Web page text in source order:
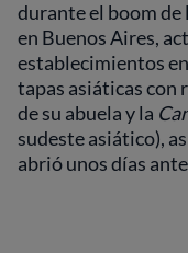
durante el boom de
en Buenos Aires,
establecimientos
tapas asiáticas con
de su abuela y la
sudeste asiático),
abrió unos días